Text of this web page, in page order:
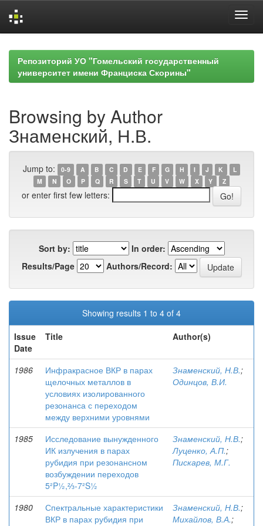
navigationРепозиторий УО "Гомельский государственный
университет имени Франциска Скорины"
Browsing by Author
Знаменский, Н.В.
Jump to: 0-9 A B C D E F G H I J K
L
M
N O P Q R S T U V W X Y Z
or enter first few letters:
Sort by:
In order:
Results/Page
Authors/Record:
Showing results 1 to 4 of 4
Issue
Date
Title Author(s)
1986
Инфракрасное ВКР в парах
щелочных металлов в
условиях изолированного
резонанса с переходом
между верхними уровнями
Знаменский, Н.В.;
Одинцов, В.И.
1985
Исследование вынужденного
ИК излучения в парах
рубидия при резонансном
возбуждении переходов
5²P½,⅔-7²S½
Знаменский, Н.В.;
Луценко, А.П.;
Пискарев, М.Г.
1980
Спектральные характеристики
ВКР в парах рубидия при
Знаменский, Н.В.;
Михайлов, В.А.;